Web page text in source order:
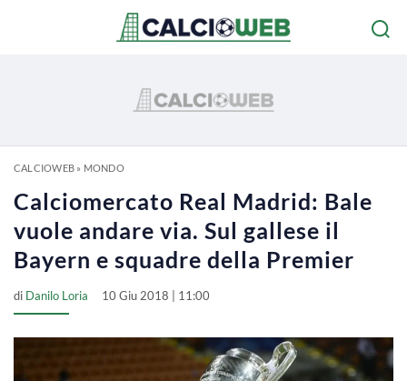
CALCIOWEB» MONDO
Calciomercato Real Madrid: Bale
vuole andare via. Sul gallese il
Bayern e squadre della Premier
di Danilo Loria 10 Giu 2018 | 11:00